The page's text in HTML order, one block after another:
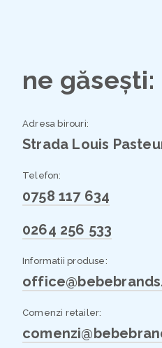
ne găsești:
Adresa birouri:
Strada Louis
Telefon:
0758 117 634
0264 256 533
Informatii produse:
Comenzi retailer: